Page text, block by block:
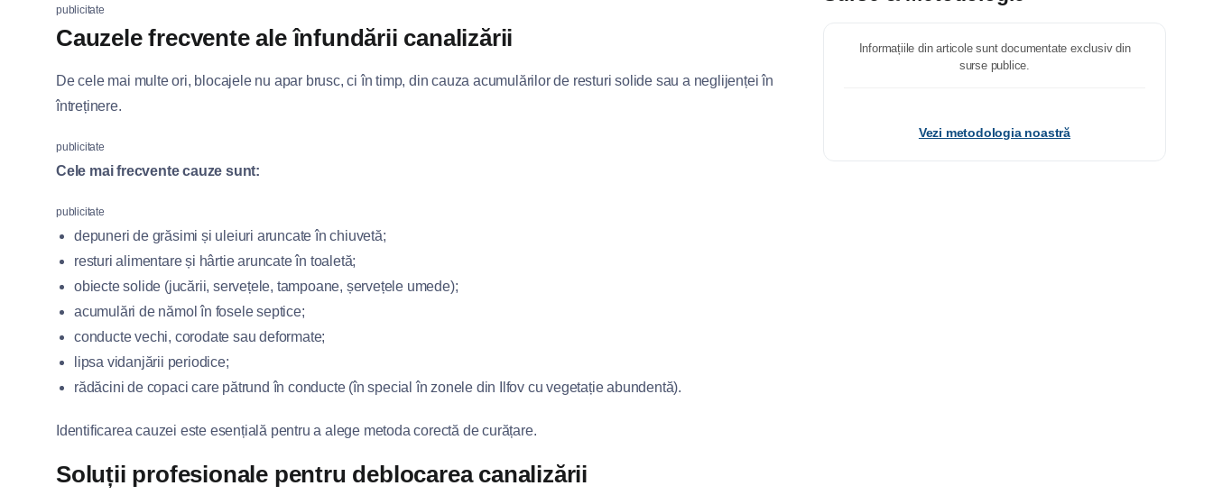
publicitate
Cauzele frecvente ale înfundării canalizării
De cele mai multe ori, blocajele nu apar brusc, ci în timp, din cauza acumulărilor de resturi solide sau a neglijenței în
întreținere.
publicitate
Cele mai frecvente cauze sunt:
publicitate
depuneri de grăsimi și uleiuri aruncate în chiuvetă;
resturi alimentare și hârtie aruncate în toaletă;
obiecte solide (jucării, servețele, tampoane, șervețele umede);
acumulări de nămol în fosele septice;
conducte vechi, corodate sau deformate;
lipsa vidanjării periodice;
rădăcini de copaci care pătrund în conducte (în special în zonele din Ilfov cu vegetație abundentă).
Identificarea cauzei este esențială pentru a alege metoda corectă de curățare.
Soluții profesionale pentru deblocarea canalizării
Informațiile din articole sunt documentate exclusiv din
surse publice.
Vezi metodologia noastră